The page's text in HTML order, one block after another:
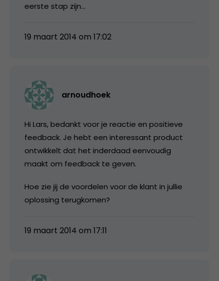
eerste stap zijn…
19 maart 2014 om 17:02
arnoudhoek
Hi Lars, bedankt voor je reactie en positieve
feedback. Je hebt een interessant product
ontwikkelt dat het inderdaad eenvoudig
maakt om feedback te geven.
Hoe zie jij de voordelen voor de klant in jullie
oplossing terugkomen?
19 maart 2014 om 17:11